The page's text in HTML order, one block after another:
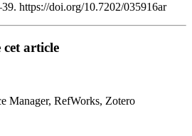
https://doi.org/10.7202/035916ar
article
Manager, RefWorks, Zotero